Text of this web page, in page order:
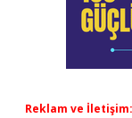
Reklam ve İletişim: